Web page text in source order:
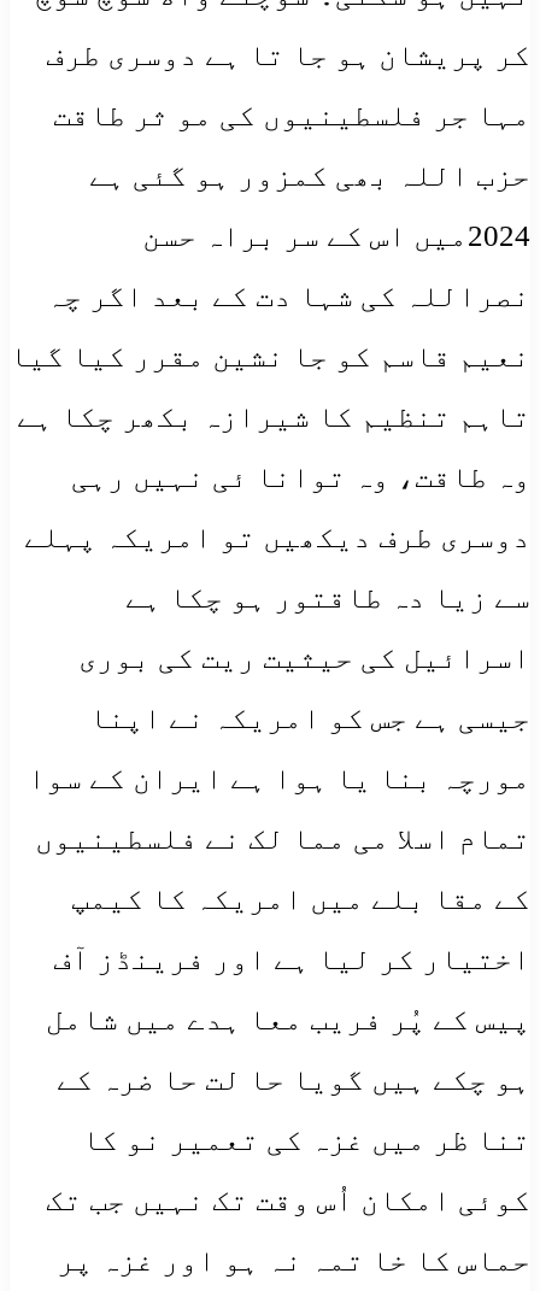
کر پریشان ہو جا تا ہے دوسری طرف
مہا جر فلسطینیوں کی مو ثر طاقت
حزب اللہ بھی کمزور ہو گئی ہے
2024میں اس کے سر براہ حسن
نصراللہ کی شہا دت کے بعد اگر چہ
نعیم قاسم کو جا نشین مقرر کیا گیا
تاہم تنظیم کا شیرازہ بکھر چکا ہے
وہ طاقت، وہ توانا ئی نہیں رہی
دوسری طرف دیکھیں تو امریکہ پہلے
سے زیا دہ طاقتور ہو چکا ہے
اسرائیل کی حیثیت ریت کی بوری
جیسی ہے جس کو امریکہ نے اپنا
مورچہ بنا یا ہوا ہے ایران کے سوا
تمام اسلا می مما لک نے فلسطینیوں
کے مقا بلے میں امریکہ کا کیمپ
اختیار کر لیا ہے اور فرینڈز آف
پیس کے پُر فریب معا ہدے میں شامل
ہو چکے ہیں گویا حا لت حا ضرہ کے
تنا ظر میں غزہ کی تعمیر نو کا
کوئی امکان اُس وقت تک نہیں جب تک
حماس کا خا تمہ نہ ہو اور غزہ پر